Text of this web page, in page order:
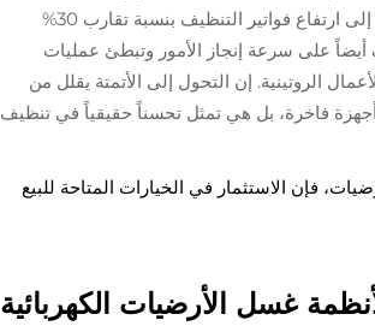
الإضافية كوقت إنتاج مفقود وسوء تخطيط للعمالة. تشير بعض الدراسات إلى ارتفاع فواتير التنظيف بنسبة تقارب 30%
على سرعة إنجاز الأمور وتبطئ عمليات
الروتينية. إن التحول إلى الأتمتة يقلل من
فاخرة، بل هي تمثل تحسناً حقيقياً في تنظيف
فإن الاستثمار في الخيارات المتاحة للبيع